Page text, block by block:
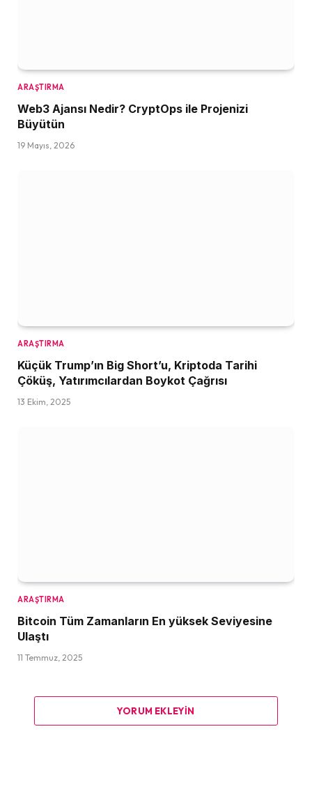
ARAŞTIRMA
Web3 Ajansı Nedir? CryptOps ile Projenizi
Büyütün
19 Mayıs, 2026
ARAŞTIRMA
Küçük Trump’ın Big Short’u, Kriptoda Tarihi
Çöküş, Yatırımcılardan Boykot Çağrısı
13 Ekim, 2025
ARAŞTIRMA
Bitcoin Tüm Zamanların En yüksek Seviyesine
Ulaştı
11 Temmuz, 2025
YORUM EKLEYIN